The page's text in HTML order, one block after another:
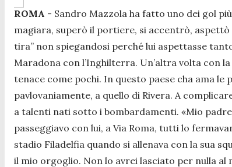
ROMA - Sandro Mazzola ha fatto uno dei gol
magiara, superò il portiere, si accentrò,
tira” non spiegandosi perché lui aspettasse
Maradona con l’Inghilterra. Un’altra volta con
tenace come pochi. In questo paese cha ama
pavlovaniamente, a quello di Rivera. A
a talenti nati sotto i bombardamenti. «Mio
passeggiavo con lui, a Via Roma, tutti lo
stadio Filadelfia quando si allenava con la sua
il mio orgoglio. Non lo avrei lasciato per nulla